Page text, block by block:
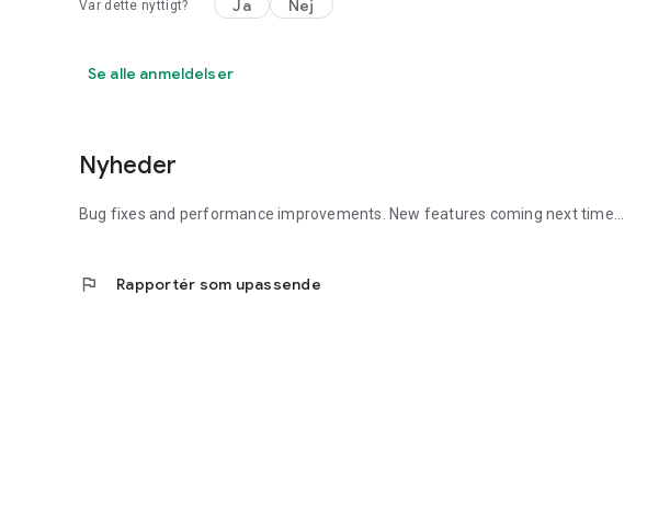
Var dette nyttigt? Ja Nej
Se alle anmeldelser
Nyheder
Bug fixes and performance improvements. New features coming next time...
flag Rapportér som upassende